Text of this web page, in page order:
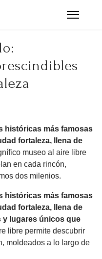
históricas más famosas
fortaleza, llena de
museo al aire libre
en cada rincón,
dos milenios.
históricas más famosas
fortaleza, llena de
lugares únicos que
libre permite descubrir
moldeados a lo largo de